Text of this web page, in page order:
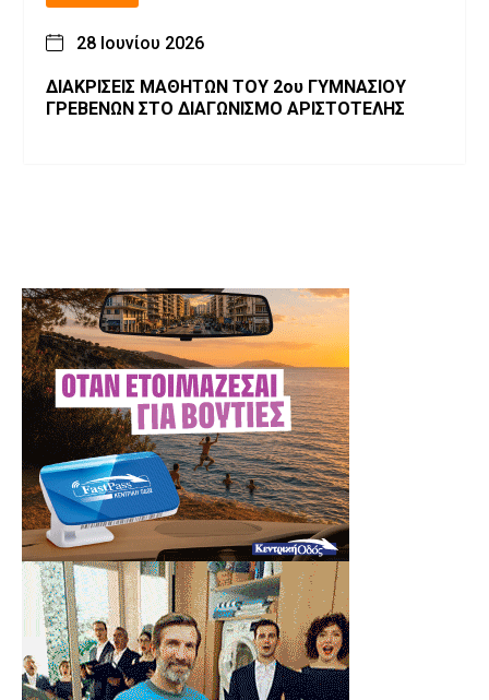
28 Ιουνίου 2026
ΔΙΑΚΡΙΣΕΙΣ ΜΑΘΗΤΩΝ ΤΟΥ 2ου ΓΥΜΝΑΣΙΟΥ
ΓΡΕΒΕΝΩΝ ΣΤΟ ΔΙΑΓΩΝΙΣΜΟ ΑΡΙΣΤΟΤΕΛΗΣ